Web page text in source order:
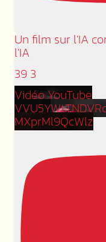
Un film sur l'IA
l'IA
39 3
Vidéo YouTube
MXprMl9QcWlz